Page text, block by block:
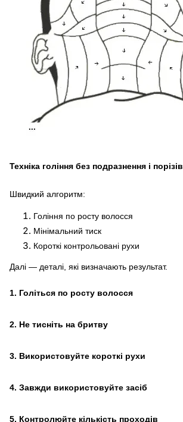
Техніка гоління без подразнення і порізів
Швидкий алгоритм:
Гоління по росту волосся
Мінімальний тиск
Короткі контрольовані рухи
Далі — деталі, які визначають результат.
1. Голіться по росту волосся
2. Не тисніть на бритву
3. Використовуйте короткі рухи
4. Завжди використовуйте засіб
5. Контролюйте кількість проходів